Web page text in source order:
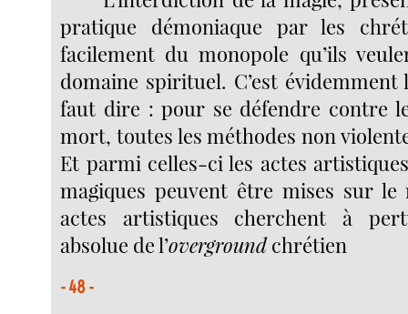
pratique démoniaque par les
facilement du monopole qu’ils
domaine spirituel. C’est évidemment
faut dire : pour se défendre contre
mort, toutes les méthodes non
Et parmi celles-ci les actes
magiques peuvent être mises sur le
actes artistiques cherchent à
absolue de l’overgroundchrétien
- 48 -